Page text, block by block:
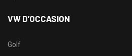
VW D’OCCASION
Golf